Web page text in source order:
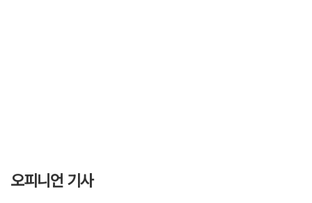
오피니언 기사